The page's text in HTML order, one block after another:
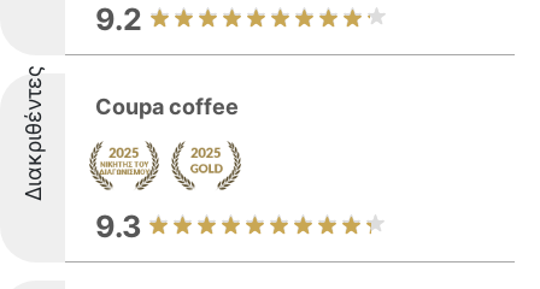
9.2
Διακριθέντες Coupa coffee
9.3